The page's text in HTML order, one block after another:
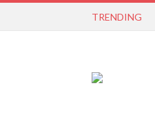
TRENDING